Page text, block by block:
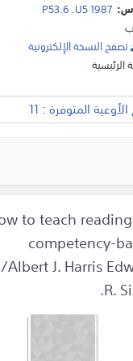
P53.6 .U5 1987
تصفح النسخة اﻹلكترونية
الرئيسية
المتوفرة : 11
to teach
competency-
J. Harris
R.